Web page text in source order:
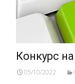
Конкурс
05/10/2022